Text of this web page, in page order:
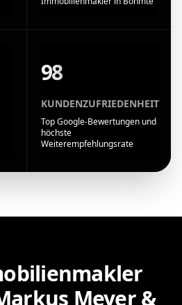
98
KUNDENZUFRIEDENHEIT
Top Google-Bewertungen und
höchste
Weiterempfehlungsrate
Meyer &